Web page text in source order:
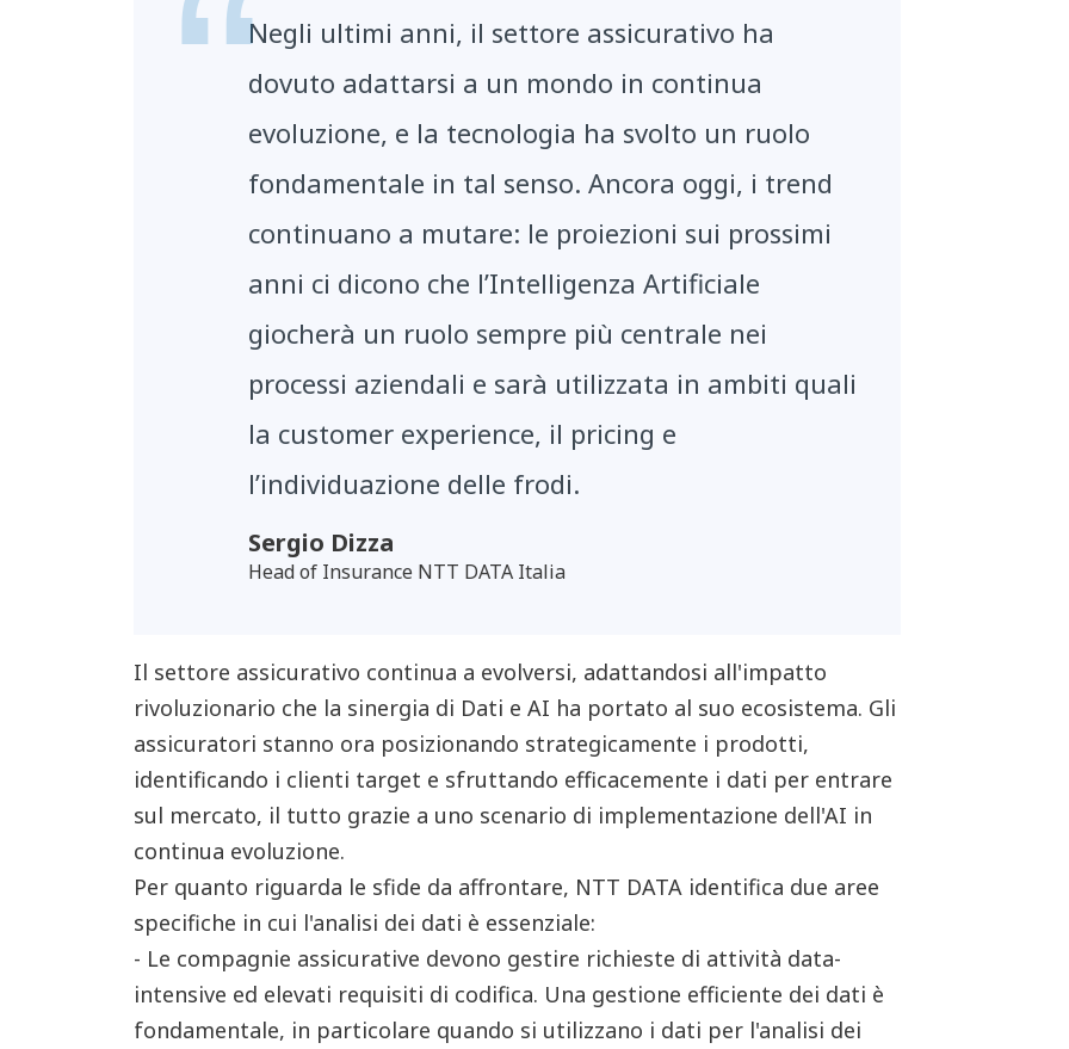
Negli ultimi anni, il settore assicurativo ha
dovuto adattarsi a un mondo in continua
evoluzione, e la tecnologia ha svolto un ruolo
fondamentale in tal senso. Ancora oggi, i trend
continuano a mutare: le proiezioni sui prossimi
anni ci dicono che l’Intelligenza Artificiale
giocherà un ruolo sempre più centrale nei
processi aziendali e sarà utilizzata in ambiti quali
la customer experience, il pricing e
l’individuazione delle frodi.
Sergio Dizza
Head of Insurance NTT DATA Italia
Il settore assicurativo continua a evolversi, adattandosi all'impatto
rivoluzionario che la sinergia di Dati e AI ha portato al suo ecosistema. Gli
assicuratori stanno ora posizionando strategicamente i prodotti,
identificando i clienti target e sfruttando efficacemente i dati per entrare
sul mercato, il tutto grazie a uno scenario di implementazione dell'AI in
continua evoluzione.
Per quanto riguarda le sfide da affrontare, NTT DATA identifica due aree
specifiche in cui l'analisi dei dati è essenziale:
- Le compagnie assicurative devono gestire richieste di attività data-
intensive ed elevati requisiti di codifica. Una gestione efficiente dei dati è
fondamentale, in particolare quando si utilizzano i dati per l'analisi dei